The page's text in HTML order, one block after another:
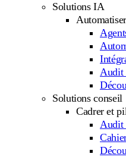
Solutions IA
Audit
Solutions conseil
Cadrer et
Audit